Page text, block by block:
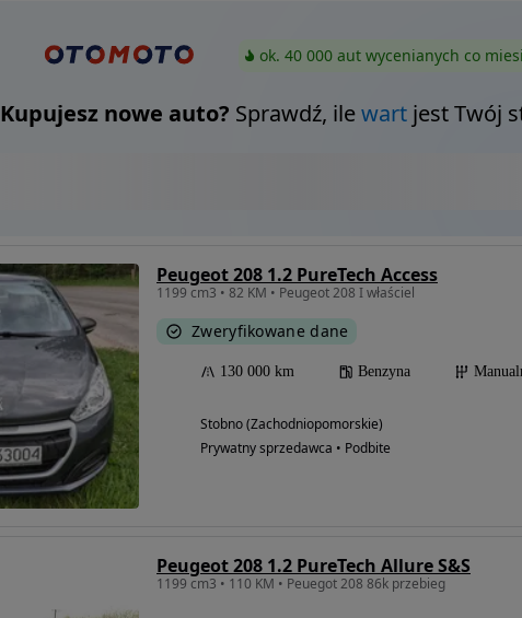
ok. 40 000 aut wycenianych co
Kupujesz nowe auto? Sprawdź, ilewartjest Twój
Peugeot 208 1.2 PureTech Access
1199 cm3 • 82 KM • Peugeot 208 I właściel
Zweryfikowane dane
130 000 km Benzyna
Stobno (Zachodniopomorskie)
Prywatny sprzedawca • Podbite
Peugeot 208 1.2 PureTech Allure S&S
1199 cm3 • 110 KM • Peuegot 208 86k przebieg